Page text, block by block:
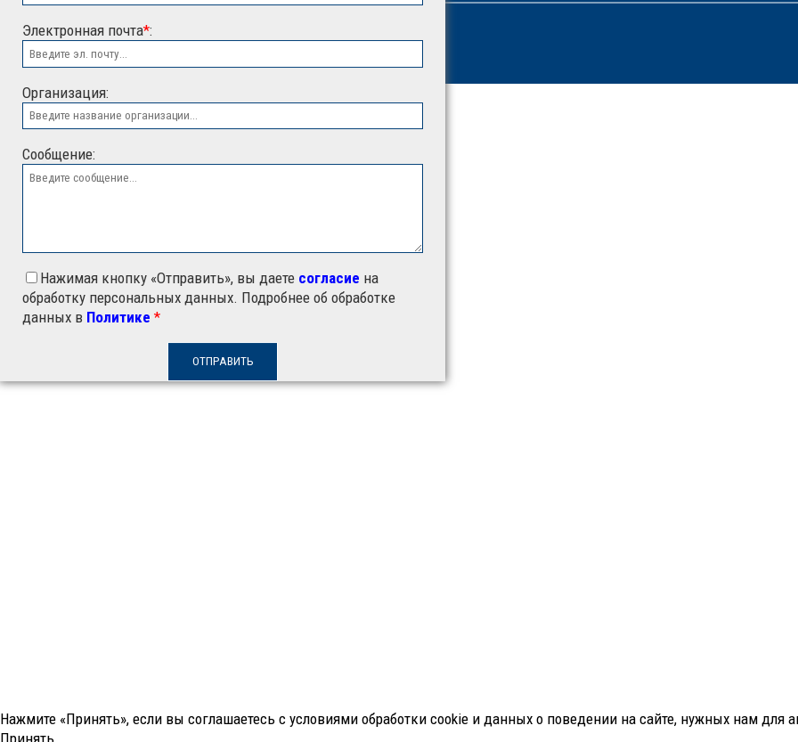
ООО "ЭСК"
Электронная почта*:
Организация:
Сообщение:
Нажимая кнопку «Отправить», вы даете согласие на
обработку персональных данных. Подробнее об обработке
данных в Политике *
Нажмите «Принять», если вы соглашаетесь с условиями обработки cookie и данных о поведении на сайте, нужных нам для
Принять